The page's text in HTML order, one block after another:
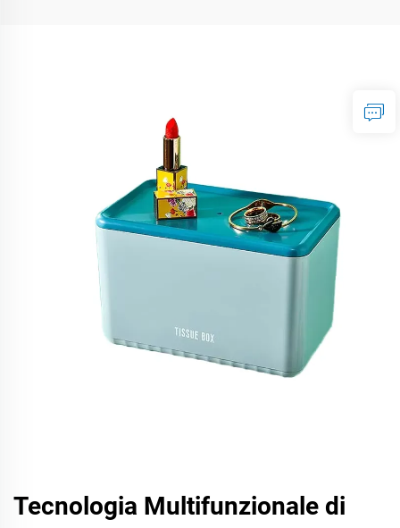
Tecnologia Multifunzionale di